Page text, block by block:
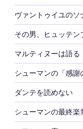
ヴァントゥイユのソ
その男、ヒュッテン
マルティヌーは語る
シューマンの「感謝
ダンテを読めない
シューマンの最終楽